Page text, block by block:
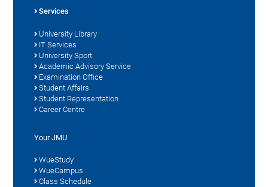
Services
University Library
IT Services
University Sport
Academic Advisory Service
Examination Office
Student Affairs
Student Representation
Career Centre
Your JMU
WueStudy
WueCampus
Class Schedule